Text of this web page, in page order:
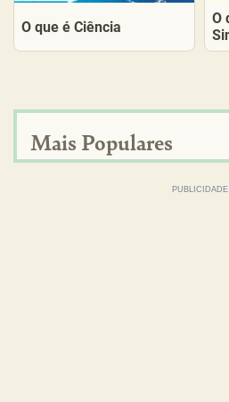
O que é Ciência
O
Mais Populares